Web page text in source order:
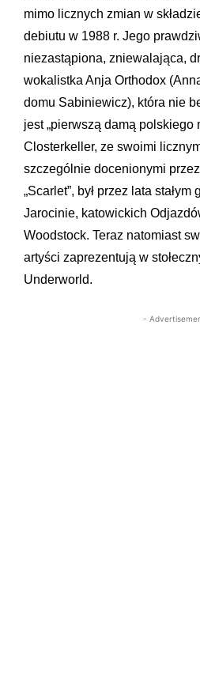
mimo licznych zmian w
debiutu w 1988 r. Jego
niezastąpiona, zniewalająca,
wokalistka Anja Orthodox
domu Sabiniewicz), która nie
jest „pierwszą damą polskiego
Closterkeller, ze swoimi
szczególnie docenionymi przez
„Scarlet”, był przez lata
Jarocinie, katowickich
Woodstock. Teraz natomiast
artyści zaprezentują w
Underworld.
-